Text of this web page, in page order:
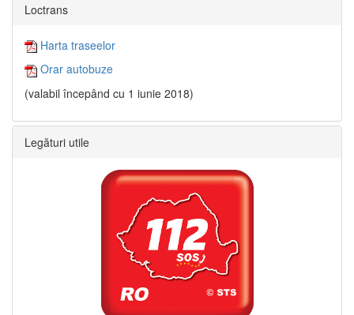
Loctrans
Harta traseelor
Orar autobuze
(valabil începând cu 1 iunie 2018)
Legături utile